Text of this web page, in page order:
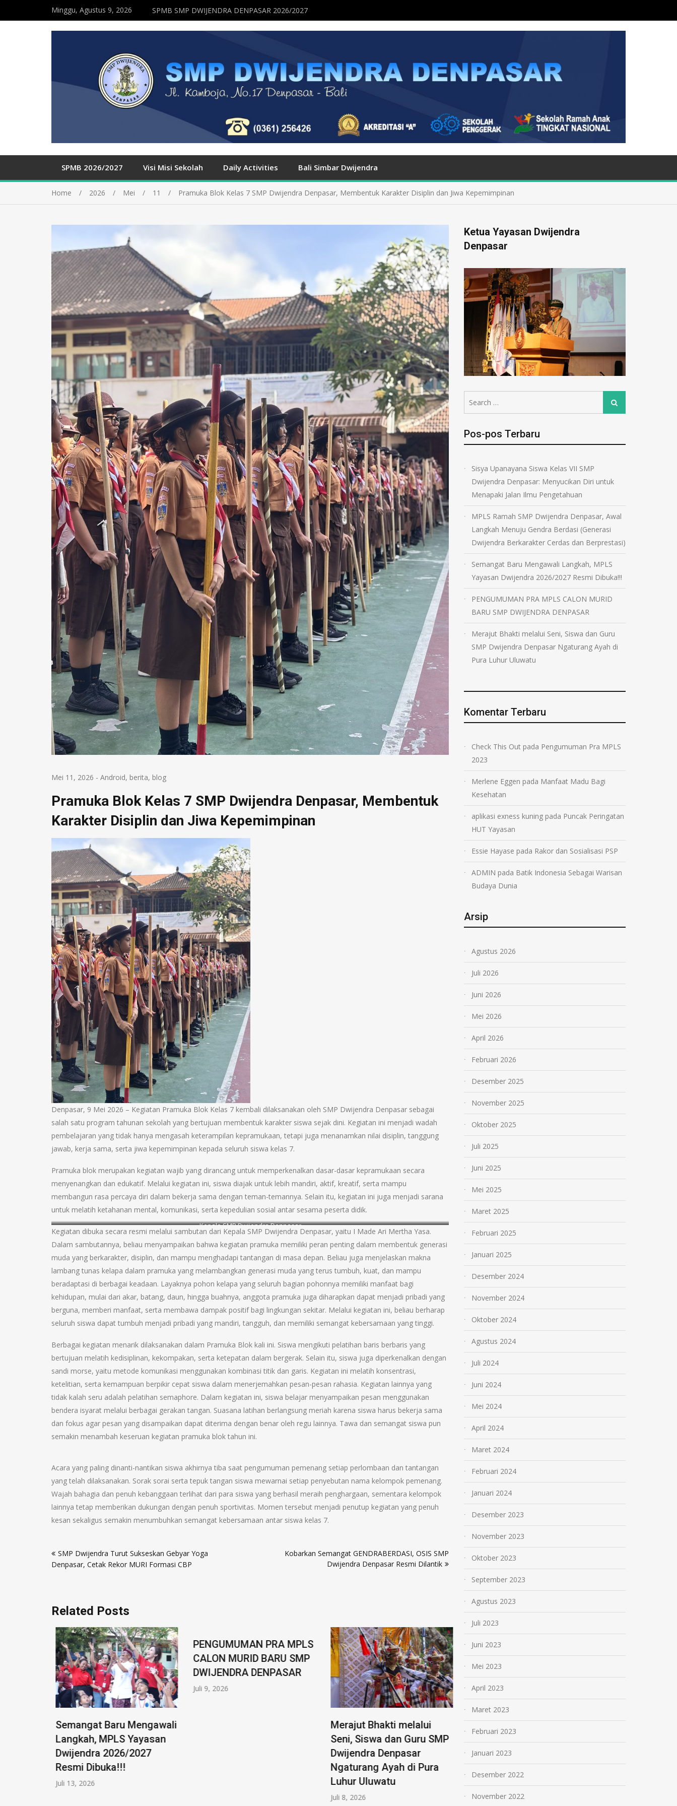
Minggu, Agustus 9, 2026 SPMB SMP DWIJENDRA DENPASAR 2026/2027
SPMB 2026/2027 Visi Misi Sekolah Daily Activities Bali Simbar Dwijendra
Home 2026 Mei 11 Pramuka Blok Kelas 7 SMP Dwijendra Denpasar, Membentuk Karakter Disiplin dan Jiwa Kepemimpinan
Mei 11, 2026 - Android, berita, blog
Pramuka Blok Kelas 7 SMP Dwijendra Denpasar, Membentuk
Karakter Disiplin dan Jiwa Kepemimpinan
Denpasar, 9 Mei 2026 – Kegiatan Pramuka Blok Kelas 7 kembali dilaksanakan oleh SMP Dwijendra Denpasar sebagai
salah satu program tahunan sekolah yang bertujuan membentuk karakter siswa sejak dini. Kegiatan ini menjadi wadah
pembelajaran yang tidak hanya mengasah keterampilan kepramukaan, tetapi juga menanamkan nilai disiplin, tanggung
jawab, kerja sama, serta jiwa kepemimpinan kepada seluruh siswa kelas 7.
Pramuka blok merupakan kegiatan wajib yang dirancang untuk memperkenalkan dasar-dasar kepramukaan secara
menyenangkan dan edukatif. Melalui kegiatan ini, siswa diajak untuk lebih mandiri, aktif, kreatif, serta mampu
membangun rasa percaya diri dalam bekerja sama dengan teman-temannya. Selain itu, kegiatan ini juga menjadi sarana
untuk melatih ketahanan mental, komunikasi, serta kepedulian sosial antar sesama peserta didik.
Kepala SMP Dwijendra Denpasar
Kegiatan dibuka secara resmi melalui sambutan dari Kepala SMP Dwijendra Denpasar, yaitu I Made Ari Mertha Yasa.
Dalam sambutannya, beliau menyampaikan bahwa kegiatan pramuka memiliki peran penting dalam membentuk generasi
muda yang berkarakter, disiplin, dan mampu menghadapi tantangan di masa depan. Beliau juga menjelaskan makna
lambang tunas kelapa dalam pramuka yang melambangkan generasi muda yang terus tumbuh, kuat, dan mampu
beradaptasi di berbagai keadaan. Layaknya pohon kelapa yang seluruh bagian pohonnya memiliki manfaat bagi
kehidupan, mulai dari akar, batang, daun, hingga buahnya, anggota pramuka juga diharapkan dapat menjadi pribadi yang
berguna, memberi manfaat, serta membawa dampak positif bagi lingkungan sekitar. Melalui kegiatan ini, beliau berharap
seluruh siswa dapat tumbuh menjadi pribadi yang mandiri, tangguh, dan memiliki semangat kebersamaan yang tinggi.
Berbagai kegiatan menarik dilaksanakan dalam Pramuka Blok kali ini. Siswa mengikuti pelatihan baris berbaris yang
bertujuan melatih kedisiplinan, kekompakan, serta ketepatan dalam bergerak. Selain itu, siswa juga diperkenalkan dengan
sandi morse, yaitu metode komunikasi menggunakan kombinasi titik dan garis. Kegiatan ini melatih konsentrasi,
ketelitian, serta kemampuan berpikir cepat siswa dalam menerjemahkan pesan-pesan rahasia. Kegiatan lainnya yang
tidak kalah seru adalah pelatihan semaphore. Dalam kegiatan ini, siswa belajar menyampaikan pesan menggunakan
bendera isyarat melalui berbagai gerakan tangan. Suasana latihan berlangsung meriah karena siswa harus bekerja sama
dan fokus agar pesan yang disampaikan dapat diterima dengan benar oleh regu lainnya. Tawa dan semangat siswa pun
semakin menambah keseruan kegiatan pramuka blok tahun ini.
Acara yang paling dinanti-nantikan siswa akhirnya tiba saat pengumuman pemenang setiap perlombaan dan tantangan
yang telah dilaksanakan. Sorak sorai serta tepuk tangan siswa mewarnai setiap penyebutan nama kelompok pemenang.
Wajah bahagia dan penuh kebanggaan terlihat dari para siswa yang berhasil meraih penghargaan, sementara kelompok
lainnya tetap memberikan dukungan dengan penuh sportivitas. Momen tersebut menjadi penutup kegiatan yang penuh
kesan sekaligus semakin menumbuhkan semangat kebersamaan antar siswa kelas 7.
SMP Dwijendra Turut Sukseskan Gebyar Yoga
Denpasar, Cetak Rekor MURI Formasi CBP
Kobarkan Semangat GENDRABERDASI, OSIS SMP
Dwijendra Denpasar Resmi Dilantik
Related Posts
Semangat Baru Mengawali
Langkah, MPLS Yayasan
Dwijendra 2026/2027
Resmi Dibuka!!!
Juli 13, 2026
PENGUMUMAN PRA MPLS
CALON MURID BARU SMP
DWIJENDRA DENPASAR
Juli 9, 2026
Merajut Bhakti melalui
Seni, Siswa dan Guru SMP
Dwijendra Denpasar
Ngaturang Ayah di Pura
Luhur Uluwatu
Juli 8, 2026
Sisya Upanayana Siswa
Kelas VII SMP Dwijendra
Denpasar: Menyucikan Diri
untuk Menapaki Jalan Ilmu
Pengetahuan
Agustus 2, 2026
Dwijendra
Dwijendra
Ketua Yayasan Dwijendra
Denpasar
Pos-pos Terbaru
Sisya Upanayana Siswa Kelas VII SMP
Dwijendra Denpasar: Menyucikan Diri untuk
Menapaki Jalan Ilmu Pengetahuan
MPLS Ramah SMP Dwijendra Denpasar, Awal
Langkah Menuju Gendra Berdasi (Generasi
Dwijendra Berkarakter Cerdas dan Berprestasi)
Semangat Baru Mengawali Langkah, MPLS
Yayasan Dwijendra 2026/2027 Resmi Dibuka!!!
PENGUMUMAN PRA MPLS CALON MURID
BARU SMP DWIJENDRA DENPASAR
Merajut Bhakti melalui Seni, Siswa dan Guru
SMP Dwijendra Denpasar Ngaturang Ayah di
Pura Luhur Uluwatu
Komentar Terbaru
Check This Out pada Pengumuman Pra MPLS
2023
Merlene Eggen pada Manfaat Madu Bagi
Kesehatan
aplikasi exness kuning pada Puncak Peringatan
HUT Yayasan
Essie Hayase pada Rakor dan Sosialisasi PSP
ADMIN pada Batik Indonesia Sebagai Warisan
Budaya Dunia
Arsip
Agustus 2026
Juli 2026
Juni 2026
Mei 2026
April 2026
Februari 2026
Desember 2025
November 2025
Oktober 2025
Juli 2025
Juni 2025
Mei 2025
Maret 2025
Februari 2025
Januari 2025
Desember 2024
November 2024
Oktober 2024
Agustus 2024
Juli 2024
Juni 2024
Mei 2024
April 2024
Maret 2024
Februari 2024
Januari 2024
Desember 2023
November 2023
Oktober 2023
September 2023
Agustus 2023
Juli 2023
Juni 2023
Mei 2023
April 2023
Maret 2023
Februari 2023
Januari 2023
Desember 2022
November 2022